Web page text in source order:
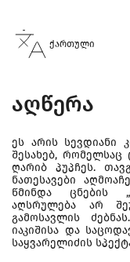
ქართული
აღწერა
ეს არის სევდიანი
შესახებ, რომელსაც
ღარიბ პუპჩეს.
ნათესავები
წმინდა ცნების
აღსრულება არ
გამოსავლის
იაკიშისა და
საყვარელიძის